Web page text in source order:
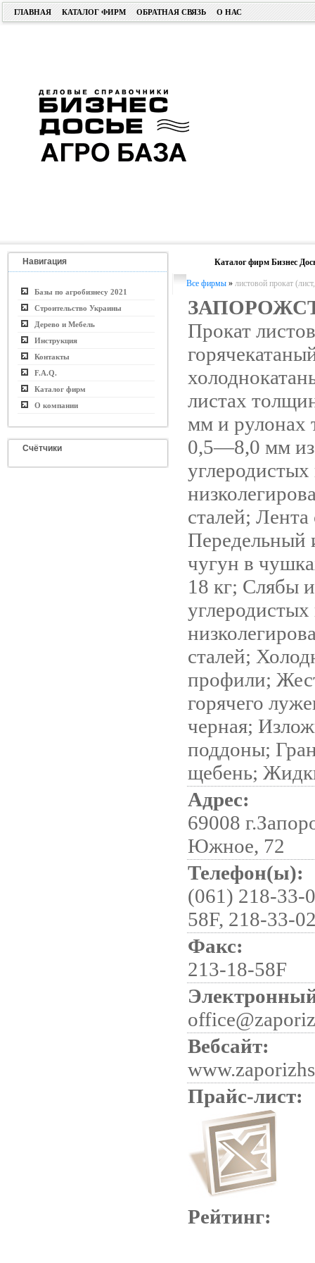
ГЛАВНАЯ КАТАЛОГ ФИРМ ОБРАТНАЯ СВЯЗЬ О НАС
Навигация
Базы по агробизнесу 2021
Строительство Украины
Дерево и Мебель
Инструкция
Контакты
F.A.Q.
Каталог фирм
О компании
Счётчики
Каталог фирм Бизнес
Все фирмы » листовой прокат
Прокат
листах
мм и рулонах
0,5—8,0 мм из
углеродистых
сталей; Лента
Передельный
чугун в
18 кг; Слябы
углеродистых
сталей;
профили;
горячего
черная;
поддоны;
щебень;
Адрес:
69008
Южное, 72
Телефон(ы):
(061) 218-33-
58F, 218-33-
Факс:
213-18-58F
Вебсайт:
Прайс-лист:
Рейтинг: